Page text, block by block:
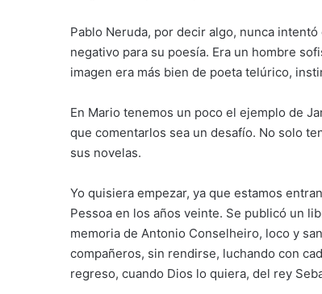
Pablo Neruda, por decir algo, nunca
negativo para su poesía. Era un hombre
imagen era más bien de poeta telúrico,
En Mario tenemos un poco el ejemplo de
que comentarlos sea un desafío. No solo
sus novelas.
Yo quisiera empezar, ya que estamos
Pessoa en los años veinte. Se publicó un
memoria de Antonio Conselheiro, loco y
compañeros, sin rendirse, luchando con
regreso, cuando Dios lo quiera, del rey